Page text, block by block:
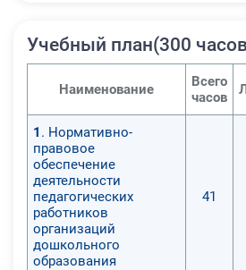
молодежи.
образования не
востребована,
и
Учебный план(300
Наименование
Всего
часов
1 . Нормативно-
правовое
обеспечение
деятельности
педагогических
работников
организаций
дошкольного
образования
41